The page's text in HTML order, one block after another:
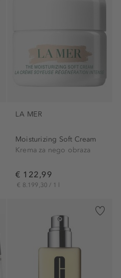
LA MER
Moisturizing Soft Cream
Krema za nego obraza
€ 122,99
€ 8.199,30 / 1 l